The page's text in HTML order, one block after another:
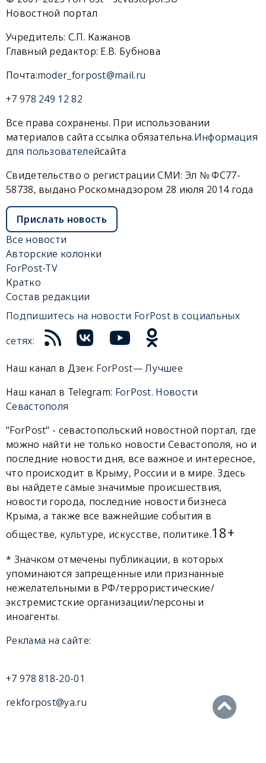
Новостной портал
Учредитель: С.П. Кажанов
Главный редактор: Е.В. Бубнова
Почта:moder_forpost@mail.ru
+7 978 249 12 82
Все права сохранены. При использовании
материалов сайта ссылка обязательна.Информация
для пользователейсайта
Свидетельство о регистрации СМИ: Эл № ФС77-
58738, выдано Роскомнадзором 28 июля 2014 года
Прислать новость
Все новости
Авторские колонки
ForPost-TV
Кратко
Состав редакции
Подпишитесь на новости ForPost в социальных
сетях:
Наш канал в Дзен: ForPost— Лучшее
Наш канал в Telegram: ForPost. Новости
Севастополя
"ForPost" - севастопольский новостной портал, где
можно найти не только новости Севастополя, но и
последние новости дня, все важное и интересное,
что происходит в Крыму, России и в мире. Здесь
вы найдете самые значимые происшествия,
новости города, последние новости бизнеса
Крыма, а также все важнейшие события в
обществе, культуре, искусстве, политике.18+
* Значком отмечены публикации, в которых
упоминаются запрещенные или признанные
нежелательными в РФ/террористические/
экстремистские организации/персоны и
иноагенты.
Реклама на сайте:
+7 978 818-20-01
rekforpost@ya.ru